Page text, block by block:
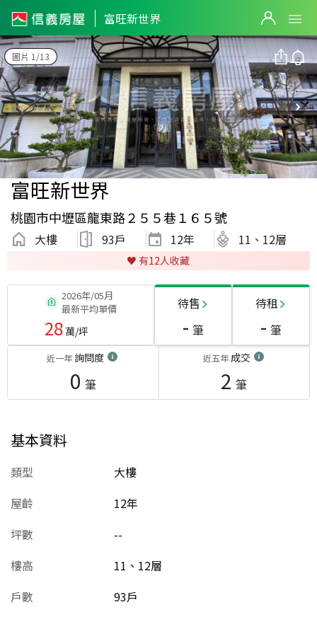
富旺新世界
圖片 1/13
富旺新世界
桃園市中壢區龍東路２５５巷１６５號
大樓 93戶 12年 11、12層
♥️ 有12人收藏
2026年/05月
最新平均單價
28萬/坪
待售
- 筆
待租
- 筆
近一年詢問度
0 筆
近五年成交
2 筆
基本資料
類型
大樓
屋齡
12年
坪數
--
樓高
11、12層
戶數
93戶